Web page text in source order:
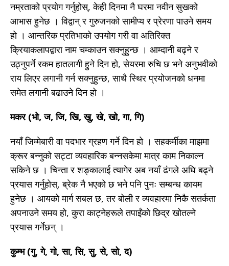
नम्रताको प्रयोग गर्नुहोस्, केही दिनमा नै घरमा नवीन सुखको
आभास हुनेछ । विद्वान् र गुरुजनको सामीप्य र प्रेरणा पाउने समय
हो । आन्तरिक प्रतिभाको उपयोग गरी वा अतिरिक्त
क्रियाकलापद्वारा नाम चम्काउन सक्नुहुन्छ । आम्दानी बढ्ने र
उठ्नुपर्ने रकम हातलागी हुने दिन हो, सेयरमा रुचि छ भने अनुभवीको
राय लिएर लगानी गर्न सक्नुहुन्छ, साथै स्थिर प्रयोजनको धनमा
समेत लगानी बढाउने दिन हो ।
मकर (भो, ज, जि, खि, खु, खे, खो, गा, गि)
नयाँ जिम्मेबारी वा पदभार ग्रहण गर्ने दिन हो । सहकर्मीका माझमा
क्रूर बन्नुको सट्टा व्यवहारिक बन्नसकेमा मात्र काम निकाल्न
सकिने छ । चिन्ता र शङ्कालाई त्यागेर अब नयाँ ढंगले अघि बढ्ने
प्रयास गर्नुहोस्, ब्रेक नै भएको छ भने पनि पुनः सम्बन्ध कायम
हुनेछ । आयको मार्ग सबल छ, तर बोली र व्यवहारमा निकै सतर्कता
अपनाउने समय हो, कुरा काट्नेहरूले तपाईंको छिद्र खोतल्ने
प्रयास गर्नेछन् ।
कुम्भ (गु, गे, गो, सा, सि, सु, से, सो, द)